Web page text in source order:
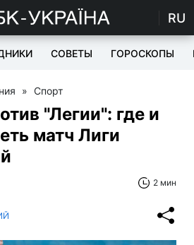
RU
СОВЕТЫ ГОРОСКОПЫ
» Спорт
"Легии": где и
матч Лиги
2 мин